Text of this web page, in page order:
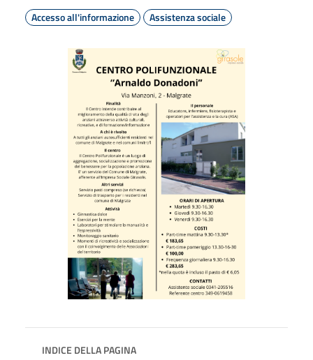
Accesso all'informazione
Assistenza sociale
INDICE DELLA PAGINA